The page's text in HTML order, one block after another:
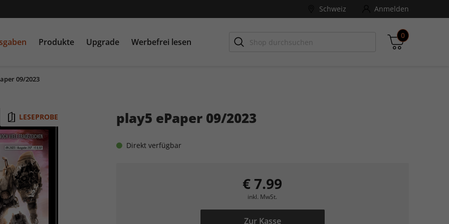
Schweiz Anmelden
Produkte Upgrade Werbefrei lesen
0
Zwischensumme
09/2023
LESEPROBE play5 ePaper 09/2023
Direkt verfügbar
€ 7.99
inkl. MwSt.
Zur Kasse